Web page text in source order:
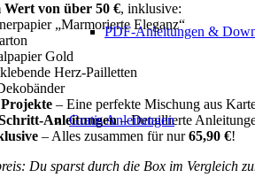
PDF-Anleitungen &
Gratis Anleitungen
von über 50 €, inklusive:
„Marmorierte Eleganz“
Gold
Herz-Pailletten
– Eine perfekte Mischung aus
Anleitungen– Detaillierte
– Alles zusammen für nur65,90 €!
Du sparst durch die Box im Vergleich